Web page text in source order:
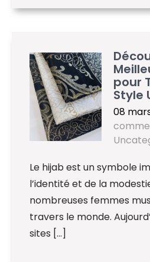
pour
Style
08
Le hijab est un symbole
l’identité et de la
nombreuses femmes
travers le monde.
sites […]